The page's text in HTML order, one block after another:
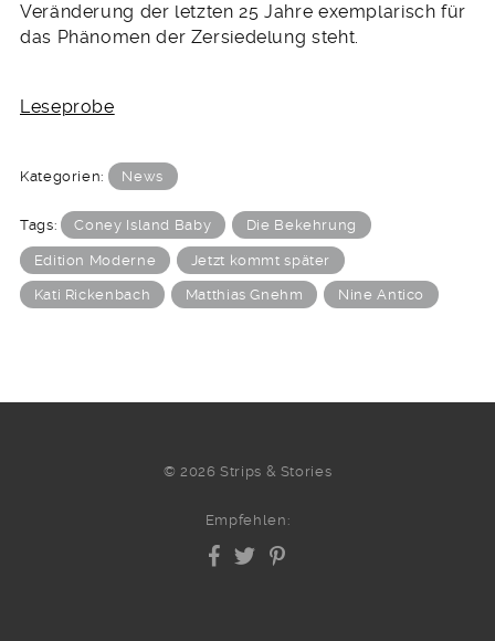
Veränderung der letzten 25 Jahre exemplarisch für
das Phänomen der Zersiedelung steht.
Leseprobe
Kategorien: News
Tags: Coney Island Baby Die Bekehrung
Edition Moderne Jetzt kommt später
Kati Rickenbach Matthias Gnehm Nine Antico
© 2026 Strips & Stories
Empfehlen: